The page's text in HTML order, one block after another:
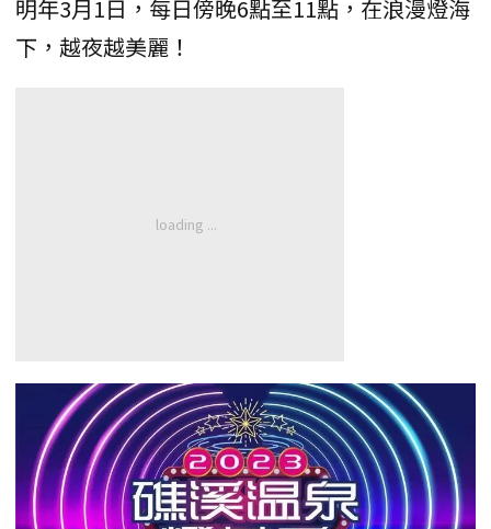
明年3月1日，每日傍晚6點至11點，在浪漫燈海
下，越夜越美麗！